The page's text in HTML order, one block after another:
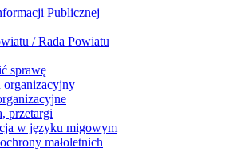
Publicznej
/ Rada Powiatu
sprawę
organizacyjny
przetargi
w języku migowym
małoletnich